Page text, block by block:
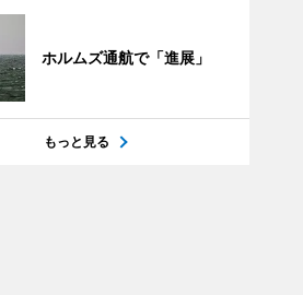
ホルムズ通航で「進展」
もっと見る